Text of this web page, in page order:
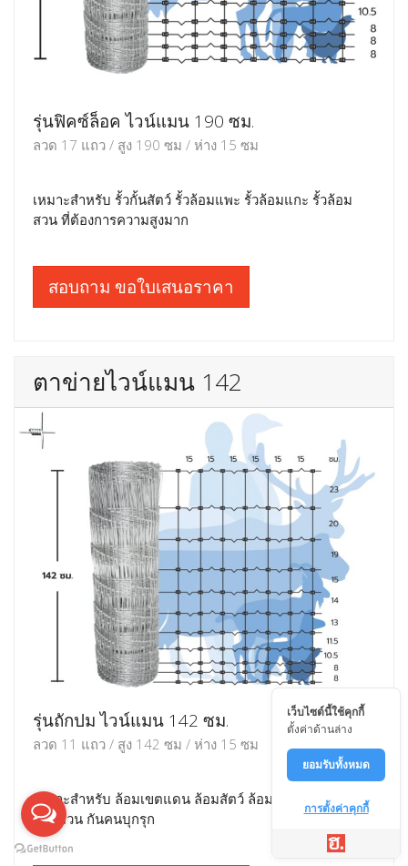
รุ่นฟิคซ์ล็อค ไวน์แมน 190 ซม.
ลวด 17 แถว / สูง 190 ซม / ห่าง 15 ซม
เหมาะสำหรับ รั้วกั้นสัตว์ รั้วล้อมแพะ รั้วล้อมแกะ รั้วล้อม
สวน ที่ต้องการความสูงมาก
สอบถาม ขอใบเสนอราคา
ตาข่ายไวน์แมน 142
รุ่นถักปม ไวน์แมน 142 ซม.
ลวด 11 แถว / สูง 142 ซม / ห่าง 15 ซม
เหมาะสำหรับ ล้อมเขตแดน ล้อมสัตว์ ล้อมพื้นที่ ล้อมบ้าน
ล้อมสวน กันคนบุกรุก
เว็บไซต์นี้ใช้คุกกี้
ตั้งค่าด้านล่าง
ยอมรับทั้งหมด
การตั้งค่าคุกกี้